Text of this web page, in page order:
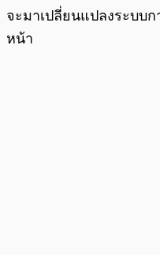
จะมาเปลี่ยนแปลงระบบ
หน้า